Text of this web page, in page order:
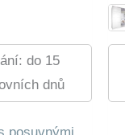
do 15
dnů